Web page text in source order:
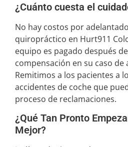
¿Cuánto cuesta el
No hay costos por
quiropráctico en Hurt911
equipo es pagado después
compensación en su caso de
Remitimos a los pacientes a
accidentes de coche que
proceso de reclamaciones.
¿Qué Tan Pronto
Mejor?